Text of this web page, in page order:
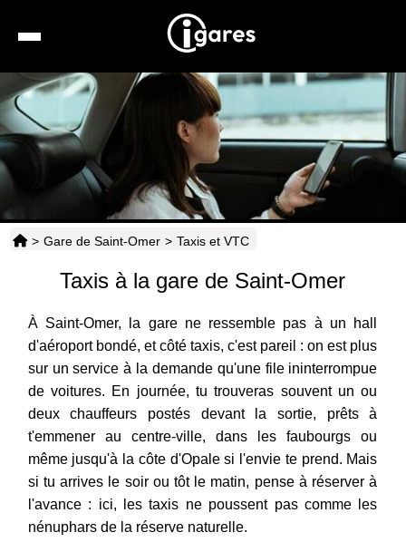
Recherche
Location de voiture
Hôtels
Taxis
> Gare de Saint-Omer > Taxis et VTC
Taxis à la gare de Saint-Omer
À Saint-Omer, la gare ne ressemble pas à un hall
d'aéroport bondé, et côté taxis, c'est pareil : on est plus
sur un service à la demande qu'une file ininterrompue
de voitures. En journée, tu trouveras souvent un ou
deux chauffeurs postés devant la sortie, prêts à
t'emmener au centre-ville, dans les faubourgs ou
même jusqu'à la côte d'Opale si l'envie te prend. Mais
si tu arrives le soir ou tôt le matin, pense à réserver à
l'avance : ici, les taxis ne poussent pas comme les
nénuphars de la réserve naturelle.